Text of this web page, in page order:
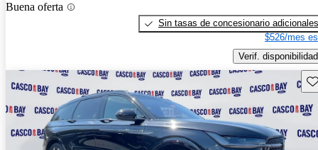
Buena oferta
Sin tasas de concesionario adicionales
$526/mes
Verif. disponibilidad